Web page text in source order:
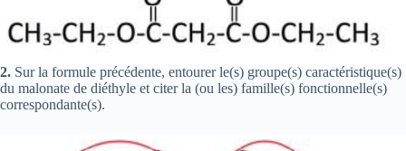
2. Sur la formule précédente, entourer le(s) groupe(s) caractéristique(s)
du malonate de diéthyle et citer la (ou les) famille(s) fonctionnelle(s)
correspondante(s).